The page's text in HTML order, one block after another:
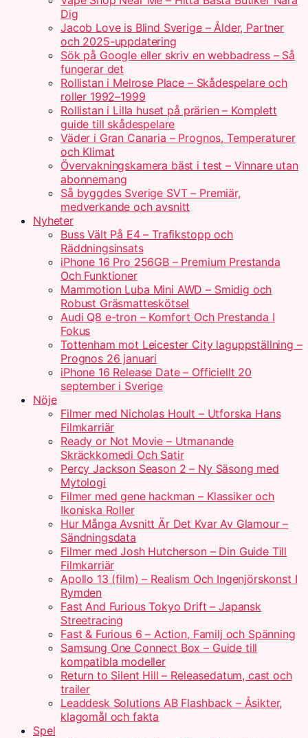
Dig
Jacob Love is Blind Sverige – Ålder, Partner
och 2025-uppdatering
Sök på Google eller skriv en webbadress – Så
fungerar det
Rollistan i Melrose Place – Skådespelare och
roller 1992–1999
Rollistan i Lilla huset på prärien – Komplett
guide till skådespelare
Väder i Gran Canaria – Prognos, Temperaturer
och Klimat
Övervakningskamera bäst i test – Vinnare utan
abonnemang
Så byggdes Sverige SVT – Premiär,
medverkande och avsnitt
Nyheter
Buss Vält På E4 – Trafikstopp och
Räddningsinsats
iPhone 16 Pro 256GB – Premium Prestanda
Och Funktioner
Mammotion Luba Mini AWD – Smidig och
Robust Gräsmatteskötsel
Audi Q8 e-tron – Komfort Och Prestanda I
Fokus
Tottenham mot Leicester City laguppställning –
Prognos 26 januari
iPhone 16 Release Date – Officiellt 20
september i Sverige
Nöje
Filmer med Nicholas Hoult – Utforska Hans
Filmkarriär
Ready or Not Movie – Utmanande
Skräckkomedi Och Satir
Percy Jackson Season 2 – Ny Säsong med
Mytologi
Filmer med gene hackman – Klassiker och
Ikoniska Roller
Hur Många Avsnitt Är Det Kvar Av Glamour –
Sändningsdata
Filmer med Josh Hutcherson – Din Guide Till
Filmkarriär
Apollo 13 (film) – Realism Och Ingenjörskonst I
Rymden
Fast And Furious Tokyo Drift – Japansk
Streetracing
Fast & Furious 6 – Action, Familj och Spänning
Samsung One Connect Box – Guide till
kompatibla modeller
Return to Silent Hill – Releasedatum, cast och
trailer
Leaddesk Solutions AB Flashback – Åsikter,
klagomål och fakta
Spel